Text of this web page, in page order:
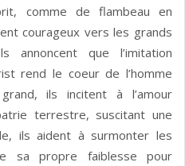
comme de flambeau en
courageux vers les grands
annoncent que l’imitation
rend le coeur de l’homme
ils incitent à l’amour
terrestre, suscitant une
ils aident à surmonter les
sa propre faiblesse pour